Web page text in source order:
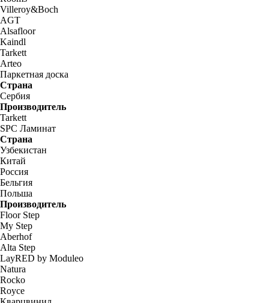
Villeroy&Boch
AGT
Alsafloor
Kaindl
Tarkett
Arteo
Паркетная доска
Страна
Сербия
Производитель
Tarkett
SPC Ламинат
Страна
Узбекистан
Китай
Россия
Бельгия
Польша
Производитель
Floor Step
My Step
Aberhof
Alta Step
LayRED by Moduleo
Natura
Rocko
Royce